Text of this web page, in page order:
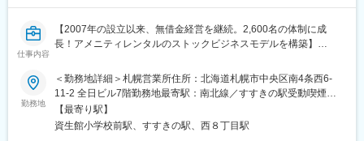
全国32拠点、施術師約550名が在籍し、さらなる事業拡大を進め
■業務の魅力
献性の高い仕事です。安定した需要があり、やりがいと働きやす
さを両立できます。
■教育体制
仕事内容
【2007年の設立以来、無借金経営を継続。2,600名の体制に成
長！アメニティレンタルのストックビジネスモデルを構築】
を図るため、このたび新たな仲間をお迎えすることとなりまし
た。
■業務詳細：
病院や介護施設に向けて、入院・入所時に必要な衣類やタオル、
勤務地
＜勤務地詳細＞札幌営業所住所：北海道札幌市中央区南4条西6-
11-2 全日ビル7階勤務地最寄駅：南北線／すすきの駅受動喫煙対
策：屋内全面禁煙変更の範囲：本文参照
【最寄り駅】
資生館小学校前駅、すすきの駅、西８丁目駅